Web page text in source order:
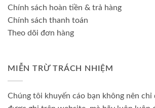
Chính sách hoàn tiền & trả hàng
Chính sách thanh toán
Theo dõi đơn hàng
MIỄN TRỪ TRÁCH NHIỆM
Chúng tôi khuyến cáo bạn không nên